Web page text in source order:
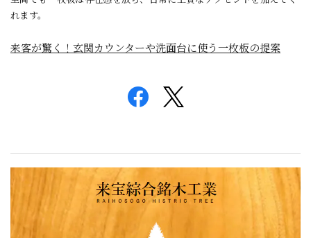
れます。
来客が驚く！玄関カウンターや洗面台に使う一枚板の提案